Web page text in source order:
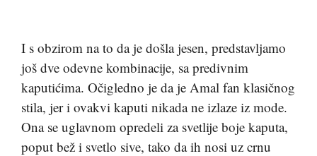
I s obzirom na to da je došla jesen, predstavljamo
još dve odevne kombinacije, sa predivnim
kaputićima. Očigledno je da je Amal fan klasičnog
stila, jer i ovakvi kaputi nikada ne izlaze iz mode.
Ona se uglavnom opredeli za svetlije boje kaputa,
poput bež i svetlo sive, tako da ih nosi uz crnu